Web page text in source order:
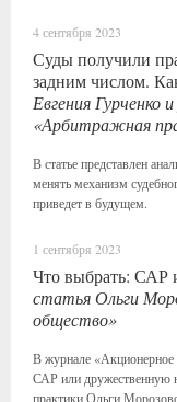
4 сентября 2023
Суды получили
задним числом.
Евгения Гурченко
«Арбитражная
В статье представлен
менять механизм
приведет в будущем.
1 сентября 2023
Что выбрать: САР
статья Ольги
общество»
В журнале «Акционерное
САР или дружественную
практики Ольги